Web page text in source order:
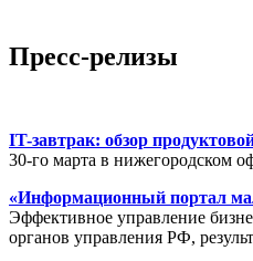
Пресс-релизы
IT-завтрак: обзор
30-го марта в нижегородском
«Информационный портал
Эффективное управление
органов управления РФ,